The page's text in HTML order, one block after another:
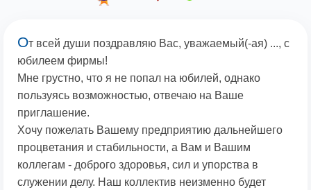
От всей души поздравляю Вас, уважаемый(-ая) ..., с
юбилеем фирмы!
Мне грустно, что я не попал на юбилей, однако
пользуясь возможностью, отвечаю на Ваше
приглашение.
Хочу пожелать Вашему предприятию дальнейшего
процветания и стабильности, а Вам и Вашим
коллегам - доброго здоровья, сил и упорства в
служении делу. Наш коллектив неизменно будет